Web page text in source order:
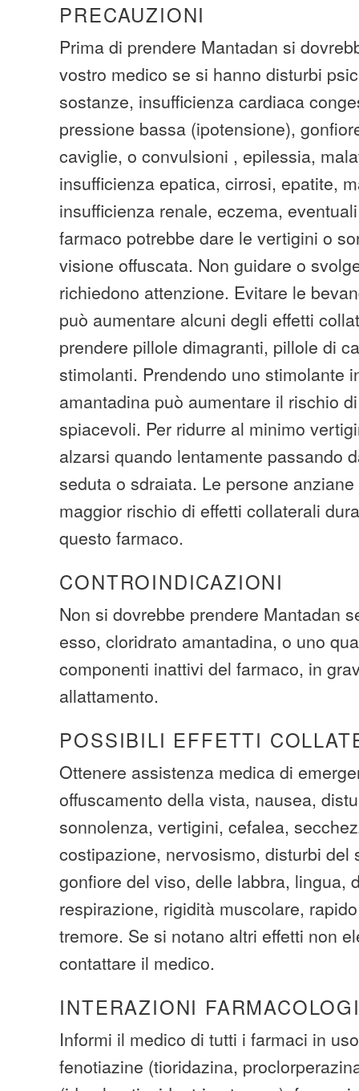
PRECAUZIONI
Prima di prendere Mantadan si
vostro medico se si hanno disturbi
sostanze, insufficienza cardiaca
pressione bassa (ipotensione),
caviglie, o convulsioni , epilessia,
insufficienza epatica, cirrosi, epatite,
insufficienza renale, eczema,
farmaco potrebbe dare le vertigini o
visione offuscata. Non guidare o
richiedono attenzione. Evitare le
può aumentare alcuni degli effetti
prendere pillole dimagranti, pillole di
stimolanti. Prendendo uno stimolante
amantadina può aumentare il rischio
spiacevoli. Per ridurre al minimo
alzarsi quando lentamente passando
seduta o sdraiata. Le persone
maggior rischio di effetti collaterali
questo farmaco.
CONTROINDICAZIONI
Non si dovrebbe prendere Mantadan
esso, cloridrato amantadina, o uno
componenti inattivi del farmaco, in
allattamento.
POSSIBILI EFFETTI
Ottenere assistenza medica di
offuscamento della vista, nausea,
sonnolenza, vertigini, cefalea,
costipazione, nervosismo, disturbi del
gonfiore del viso, delle labbra, lingua,
respirazione, rigidità muscolare,
tremore. Se si notano altri effetti non
contattare il medico.
INTERAZIONI
Informi il medico di tutti i farmaci in
fenotiazine (tioridazina,